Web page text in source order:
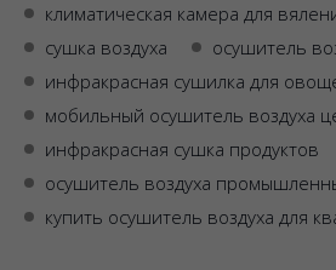
климатическая камера для
сушка воздуха
осушитель
инфракрасная сушилка для
мобильный осушитель воздуха
инфракрасная сушка продуктов
осушитель воздуха
купить осушитель воздуха для